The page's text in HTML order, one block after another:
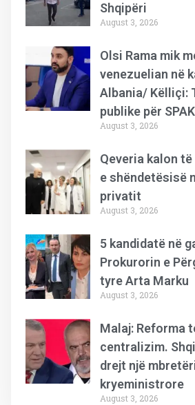
Shqipëri
August 3, 2026
Olsi Rama mik
venezuelian në
Albania/ Këlliçi:
publike për SPAK
August 3, 2026
Qeveria kalon
e shëndetësisë
privatit
August 3, 2026
5 kandidatë në
Prokurorin e
tyre Arta Marku
August 3, 2026
Malaj: Reforma
centralizim.
drejt një
kryeministrore
August 3, 2026